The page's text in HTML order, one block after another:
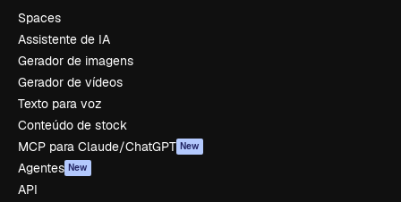
Spaces
Assistente de IA
Gerador de imagens
Gerador de vídeos
Texto para voz
Conteúdo de stock
MCP para Claude/ChatGPT New
Agentes New
API